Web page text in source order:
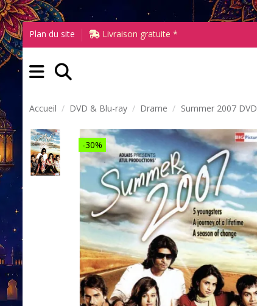
Plan du site Livraison gratuite *
Accueil DVD & Blu-ray Drame Summer 2007 DVD
-30%